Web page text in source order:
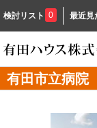
検討リスト 0 最近見
有田市立病院